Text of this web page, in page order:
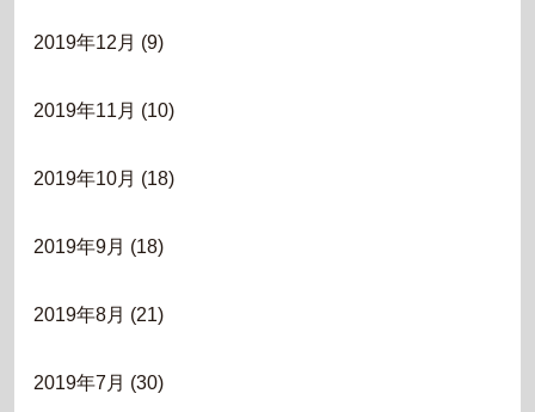
2019年12月 (9)
2019年11月 (10)
2019年10月 (18)
2019年9月 (18)
2019年8月 (21)
2019年7月 (30)